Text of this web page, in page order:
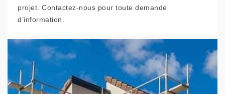
projet. Contactez-nous pour toute demande
d’information.